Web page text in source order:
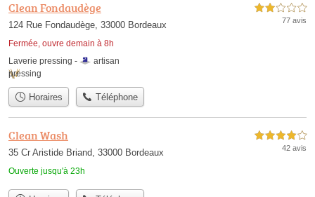
Clean Fondaudège
124 Rue Fondaudège, 33000 Bordeaux
Fermée, ouvre demain à 8h
2,0 étoiles sur 5
77 avis
Laverie pressing -
artisan
pressing
Horaires Téléphone
Clean Wash
35 Cr Aristide Briand, 33000 Bordeaux
Ouverte jusqu'à 23h
4,0 étoiles sur 5
42 avis